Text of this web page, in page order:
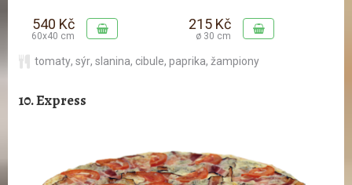
540 Kč
60x40 cm
215 Kč
ø 30 cm
tomaty, sýr, slanina, cibule, paprika, žampiony
10. Express